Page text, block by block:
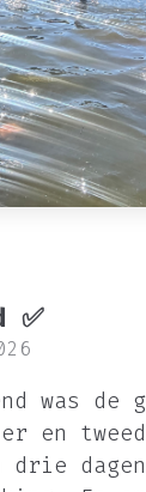
✅
was
en
drie